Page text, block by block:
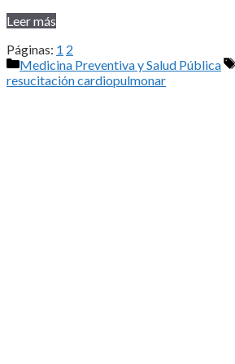
Leer más
Páginas: 1 2
Categorías
Medicina Preventiva y Salud Pública
resucitación cardiopulmonar